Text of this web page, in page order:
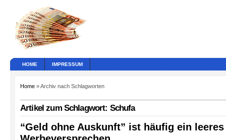
HOME IMPRESSUM
Home » Archiv nach Schlagworten
Artikel zum Schlagwort: Schufa
“Geld ohne Auskunft” ist häufig ein leeres